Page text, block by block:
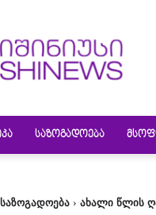
ᲡᲐᲖᲝᲒᲐᲓᲝᲔᲑᲐ
საზოგადოება ახალი წლის